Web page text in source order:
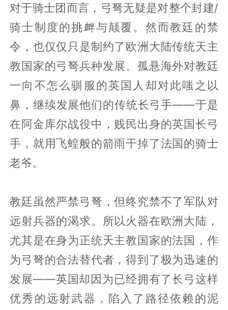
对于骑士团而言，弓弩无疑是对整个封建/
骑士制度的挑衅与颠覆。然而教廷的禁
令，也仅仅只是制约了欧洲大陆传统天主
教国家的弓弩兵种发展。孤悬海外对教廷
一向不怎么驯服的英国人却对此嗤之以
鼻，继续发展他们的传统长弓手——于是
在阿金库尔战役中，贱民出身的英国长弓
手，就用飞蝗般的箭雨干掉了法国的骑士
老爷。
教廷虽然严禁弓弩，但终究禁不了军队对
远射兵器的渴求。所以火器在欧洲大陆，
尤其是在身为正统天主教国家的法国，作
为弓弩的合法替代者，得到了极为迅速的
发展——英国却因为已经拥有了长弓这样
优秀的远射武器，陷入了路径依赖的泥